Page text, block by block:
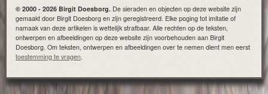
© 2000 - 2026 Birgit Doesborg. De sieraden en objecten op deze website zijn
gemaakt door Birgit Doesborg en zijn geregistreerd. Elke poging tot imitatie of
namaak van deze artikelen is wettelijk strafbaar. Alle rechten op de teksten,
ontwerpen en afbeeldingen op deze website zijn voorbehouden aan Birgit
Doesborg. Om teksten, ontwerpen en afbeeldingen over te nemen dient men eerst
toestemming te vragen.